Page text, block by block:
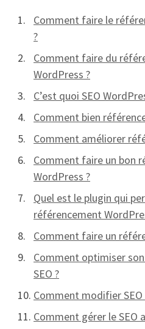
Comment faire le
?
Comment faire du
WordPress ?
C’est quoi SEO
Comment bien
Comment améliorer
Comment faire un bon
WordPress ?
Quel est le plugin qui
référencement
Comment faire un
Comment optimiser
SEO ?
Comment modifier SEO
Comment gérer le SEO